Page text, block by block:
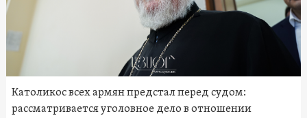
Католикос всех армян предстал перед судом:
рассматривается уголовное дело в отношении